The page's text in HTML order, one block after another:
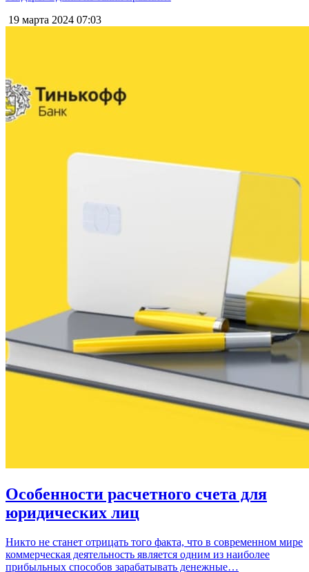
19 марта 2024 07:03
Особенности расчетного счета для
юридических лиц
Никто не станет отрицать того факта, что в современном мире
коммерческая деятельность является одним из наиболее
прибыльных способов зарабатывать денежные…